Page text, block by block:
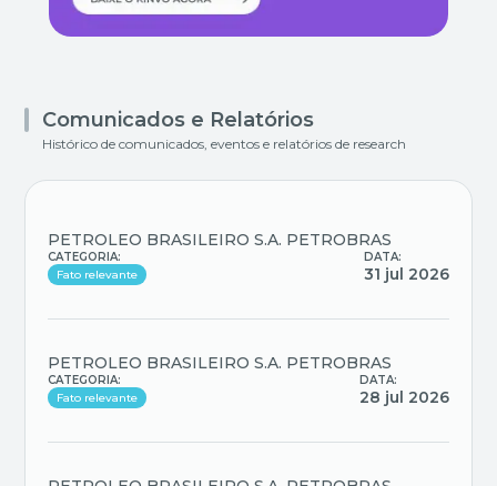
Comunicados e Relatórios
Histórico de comunicados, eventos e relatórios de research
PETROLEO BRASILEIRO S.A. PETROBRAS
CATEGORIA:
Fato relevante
DATA:
31 jul 2026
PETROLEO BRASILEIRO S.A. PETROBRAS
CATEGORIA:
Fato relevante
DATA:
28 jul 2026